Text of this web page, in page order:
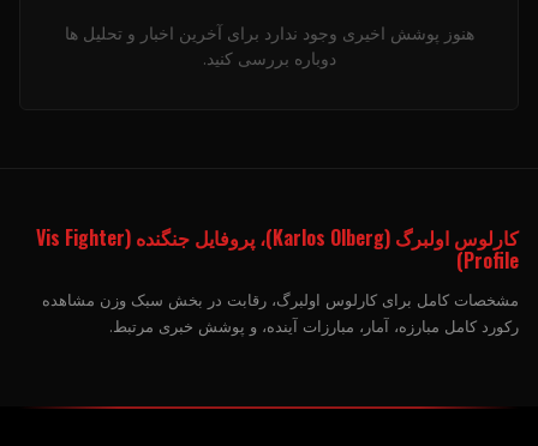
هنوز پوشش اخیری وجود ندارد برای آخرین اخبار و تحلیل ها
دوباره بررسی کنید.
کارلوس اولبرگ (Karlos Olberg)، پروفایل جنگنده (Vis Fighter
Profile)
مشخصات کامل برای کارلوس اولبرگ، رقابت در بخش سبک وزن مشاهده
رکورد کامل مبارزه، آمار، مبارزات آینده، و پوشش خبری مرتبط.